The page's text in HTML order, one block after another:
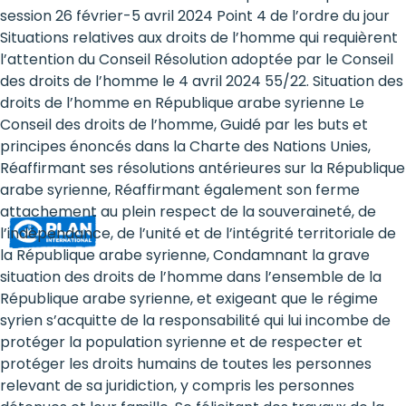
Rights
Platform
-
Girls'
rights
are
human
rights:
Positioning
girls
at
session 26 février-5 avril 2024 Point 4 de l’ordre du jour
Situations relatives aux droits de l’homme qui requièrent
l’attention du Conseil Résolution adoptée par le Conseil
des droits de l’homme le 4 avril 2024 55/22. Situation des
droits de l’homme en République arabe syrienne Le
Conseil des droits de l’homme, Guidé par les buts et
principes énoncés dans la Charte des Nations Unies,
Réaffirmant ses résolutions antérieures sur la République
arabe syrienne, Réaffirmant également son ferme
attachement au plein respect de la souveraineté, de
l’indépendance, de l’unité et de l’intégrité territoriale de
la République arabe syrienne, Condamnant la grave
situation des droits de l’homme dans l’ensemble de la
République arabe syrienne, et exigeant que le régime
syrien s’acquitte de la responsabilité qui lui incombe de
protéger la population syrienne et de respecter et
protéger les droits humains de toutes les personnes
relevant de sa juridiction, y compris les personnes